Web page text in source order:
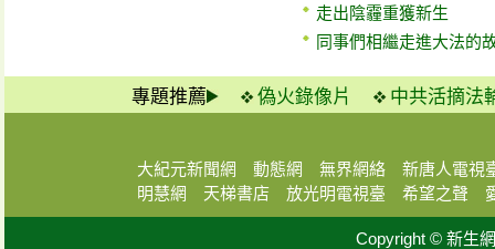
走出陰霾重獲新生
同事們相繼走進大法的
專題推薦 偽火錄像片 中共活摘法
大紀元新聞網 動態網 無界網絡
新唐人電視
明慧網
天梯書店 放光明電視臺 希望之聲
Copyright © 新生